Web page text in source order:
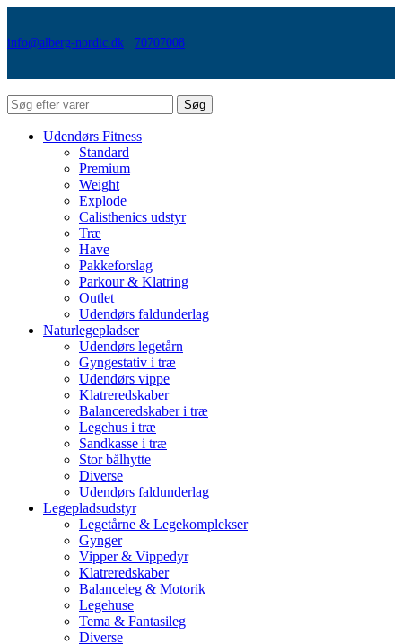
info@alberg-nordic.dk 70707008
Søg
Udendørs Fitness
Standard
Premium
Weight
Explode
Calisthenics udstyr
Træ
Have
Pakkeforslag
Parkour & Klatring
Outlet
Udendørs faldunderlag
Naturlegepladser
Udendørs legetårn
Gyngestativ i træ
Udendørs vippe
Klatreredskaber
Balanceredskaber i træ
Legehus i træ
Sandkasse i træ
Stor bålhytte
Diverse
Udendørs faldunderlag
Legepladsudstyr
Legetårne & Legekomplekser
Gynger
Vipper & Vippedyr
Klatreredskaber
Balanceleg & Motorik
Legehuse
Tema & Fantasileg
Diverse